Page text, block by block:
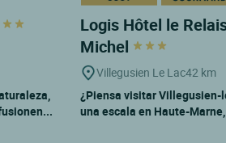
Logis Hôtel le
Michel
Villegusien Le Lac42 km
¿Piensa visitar Villegusien-
una escala en Haute-